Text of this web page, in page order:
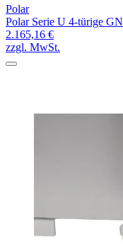
Polar
Polar Serie U 4-türige
2.165,16 €
zzgl. MwSt.